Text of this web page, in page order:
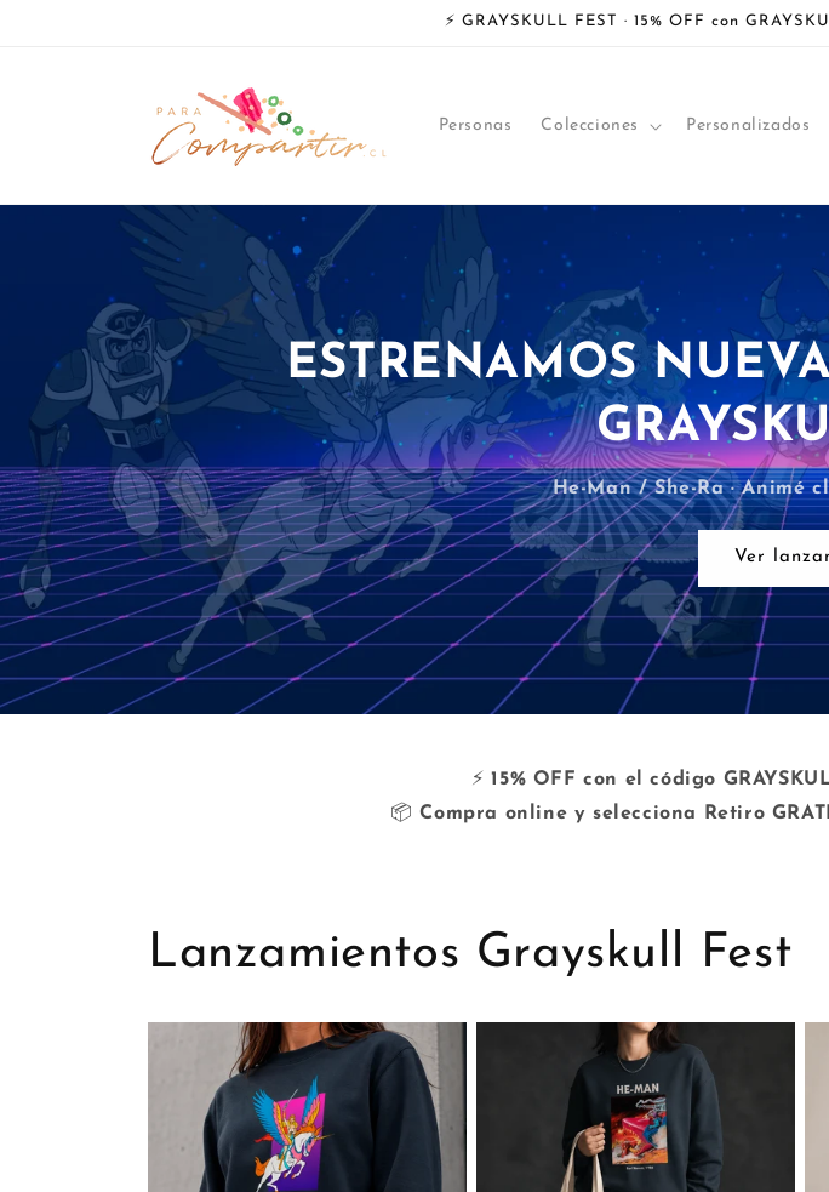
⚡ GRAYSKULL FEST · 15% OFF con
Personas Colecciones Personalizados
ESTRENAMOS
He-Man / She-Ra · Animé
Ver
⚡15% OFF con el código
📦Compra online y selecciona Retiro
Lanzamientos Grayskull Fest